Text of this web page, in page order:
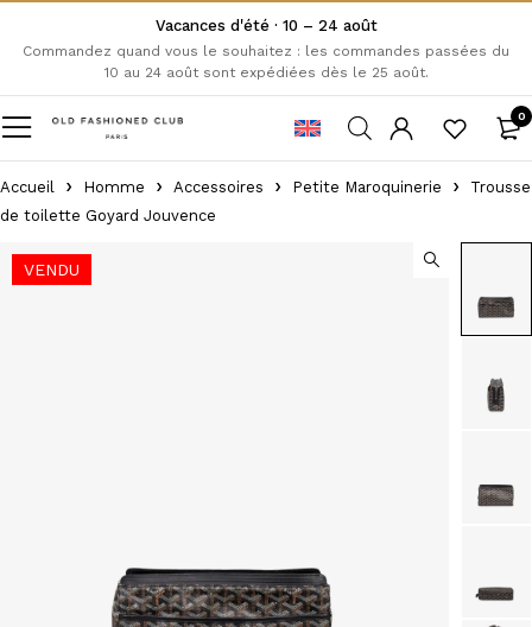
Vacances d'été · 10 – 24 août
Commandez quand vous le souhaitez : les commandes passées du
10 au 24 août sont expédiées dès le 25 août.
0
Accueil Homme Accessoires Petite Maroquinerie
Trousse
de toilette Goyard Jouvence
VENDU